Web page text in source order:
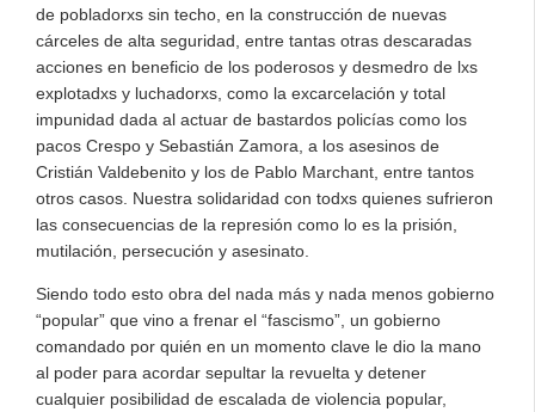
de pobladorxs sin techo, en la construcción de nuevas
cárceles de alta seguridad, entre tantas otras descaradas
acciones en beneficio de los poderosos y desmedro de lxs
explotadxs y luchadorxs, como la excarcelación y total
impunidad dada al actuar de bastardos policías como los
pacos Crespo y Sebastián Zamora, a los asesinos de
Cristián Valdebenito y los de Pablo Marchant, entre tantos
otros casos. Nuestra solidaridad con todxs quienes sufrieron
las consecuencias de la represión como lo es la prisión,
mutilación, persecución y asesinato.
Siendo todo esto obra del nada más y nada menos gobierno
“popular” que vino a frenar el “fascismo”, un gobierno
comandado por quién en un momento clave le dio la mano
al poder para acordar sepultar la revuelta y detener
cualquier posibilidad de escalada de violencia popular,